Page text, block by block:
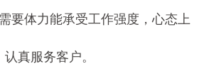
要体力能承受工作强度，心态上
真服务客户。